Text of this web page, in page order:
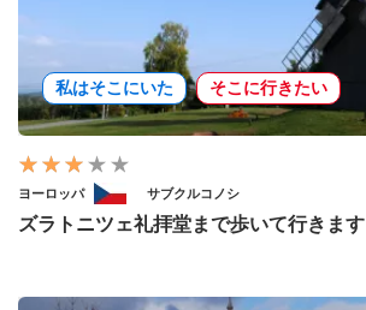
私はそこにいた そこに行きたい
ヨーロッパ サブクルコノシ
ズラトニツェ礼拝堂まで歩いて行きます